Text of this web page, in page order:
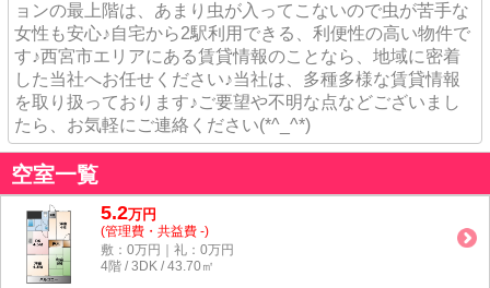
ョンの最上階は、あまり虫が入ってこないので虫が苦手な
女性も安心♪自宅から2駅利用できる、利便性の高い物件で
す♪西宮市エリアにある賃貸情報のことなら、地域に密着
した当社へお任せください♪当社は、多種多様な賃貸情報
を取り扱っております♪ご要望や不明な点などございまし
たら、お気軽にご連絡ください(*^_^*)
空室一覧
5.2万円
(管理費・共益費 -)
敷：0万円｜礼：0万円
4階 / 3DK / 43.70㎡